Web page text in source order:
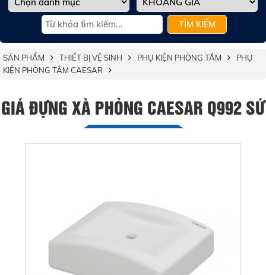
TÌM KIẾM
SẢN PHẨM THIẾT BỊ VỆ SINH PHỤ KIỆN PHÒNG TẮM
PHỤ
KIỆN PHÒNG TẮM CAESAR
GIÁ ĐỰNG XÀ PHÒNG CAESAR Q992 SỨ